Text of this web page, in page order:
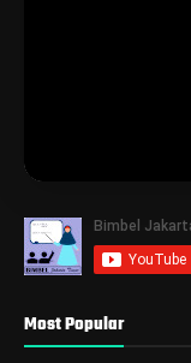
Most Popular